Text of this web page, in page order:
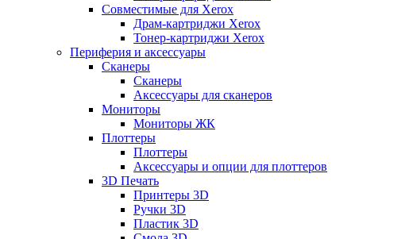
Совместимые для Xerox
Драм-картриджи Xerox
Тонер-картриджи Xerox
Периферия и аксессуары
Сканеры
Сканеры
Аксессуары для сканеров
Мониторы
Мониторы ЖК
Плоттеры
Плоттеры
Аксессуары и опции для плоттеров
3D Печать
Принтеры 3D
Ручки 3D
Пластик 3D